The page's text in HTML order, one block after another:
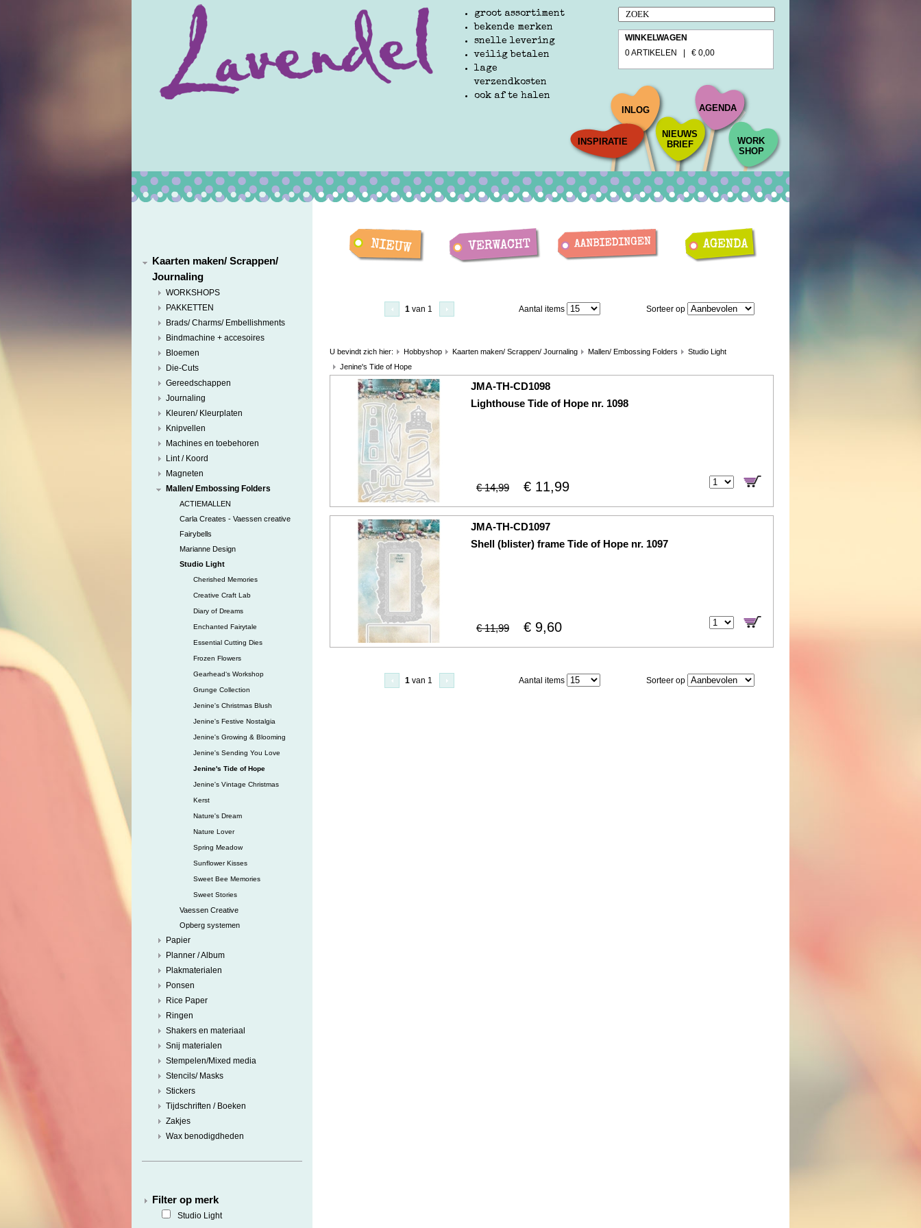
groot assortiment
bekende merken
snelle levering
veilig betalen
lage
verzendkosten
ook af te halen
WINKELWAGEN
0 ARTIKELEN | € 0,00
INSPIRATIE
INLOG
NIEUWS
BRIEF
AGENDA
WORK
SHOP
Kaarten maken/ Scrappen/
Journaling
WORKSHOPS
PAKKETTEN
Brads/ Charms/ Embellishments
Bindmachine + accesoires
Bloemen
Die-Cuts
Gereedschappen
Journaling
Kleuren/ Kleurplaten
Knipvellen
Machines en toebehoren
Lint / Koord
Magneten
Mallen/ Embossing Folders
ACTIEMALLEN
Carla Creates - Vaessen creative
Fairybells
Marianne Design
Studio Light
Cherished Memories
Creative Craft Lab
Diary of Dreams
Enchanted Fairytale
Essential Cutting Dies
Frozen Flowers
Gearhead‘s Workshop
Grunge Collection
Jenine's Christmas Blush
Jenine's Festive Nostalgia
Jenine's Growing & Blooming
Jenine's Sending You Love
Jenine's Tide of Hope
Jenine's Vintage Christmas
Kerst
Nature's Dream
Nature Lover
Spring Meadow
Sunflower Kisses
Sweet Bee Memories
Sweet Stories
Vaessen Creative
Opberg systemen
Papier
Planner / Album
Plakmaterialen
Ponsen
Rice Paper
Ringen
Shakers en materiaal
Snij materialen
Stempelen/Mixed media
Stencils/ Masks
Stickers
Tijdschriften / Boeken
Zakjes
Wax benodigdheden
Filter op merk
Studio Light
1van 1 Aantal items Sorteer op
U bevindt zich hier: Hobbyshop Kaarten maken/ Scrappen/ Journaling Mallen/ Embossing Folders
Studio Light
Jenine's Tide of Hope
JMA-TH-CD1098
Lighthouse Tide of Hope nr. 1098
€ 14,99 € 11,99
JMA-TH-CD1097
Shell (blister) frame Tide of Hope nr. 1097
€ 11,99 € 9,60
1van 1 Aantal items Sorteer op